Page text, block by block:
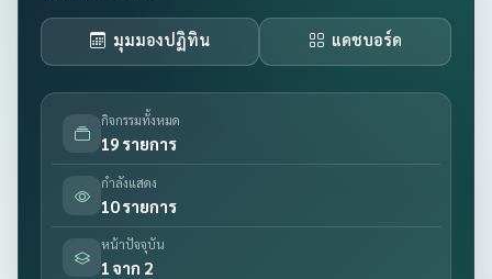
มุมมองปฏิทิน แดชบอร์ด
กิจกรรมทั้งหมด
19 รายการ
กำลังแสดง
10 รายการ
หน้าปัจจุบัน
1 จาก 2